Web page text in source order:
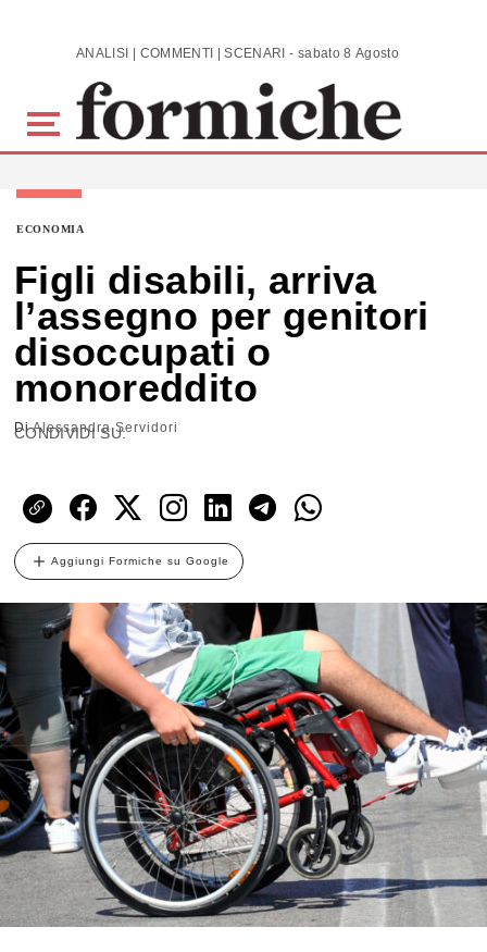
Skip to main content ANALISI | COMMENTI | SCENARI - sabato 8 Agosto 2026
ECONOMIA
Figli disabili, arriva
l’assegno per genitori
disoccupati o
monoreddito
DiAlessandra Servidori
CONDIVIDI SU:
Aggiungi Formiche su Google